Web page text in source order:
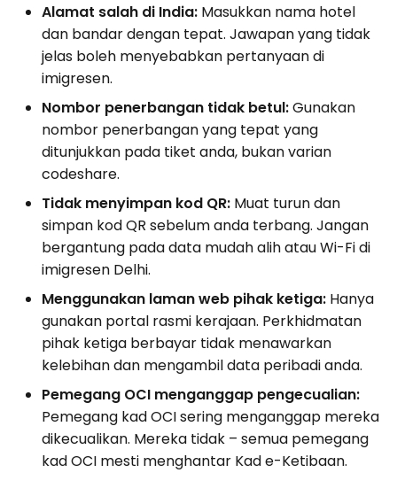
Alamat salah di India: Masukkan nama hotel
dan bandar dengan tepat. Jawapan yang tidak
jelas boleh menyebabkan pertanyaan di
imigresen.
Nombor penerbangan tidak betul:Gunakan
nombor penerbangan yang tepat yang
ditunjukkan pada tiket anda, bukan varian
codeshare.
Tidak menyimpan kod QR: Muat turun dan
simpan kod QR sebelum anda terbang. Jangan
bergantung pada data mudah alih atau Wi-Fi di
imigresen Delhi.
Menggunakan laman web pihak ketiga: Hanya
gunakan portal rasmi kerajaan. Perkhidmatan
pihak ketiga berbayar tidak menawarkan
kelebihan dan mengambil data peribadi anda.
Pemegang OCI menganggap pengecualian:
Pemegang kad OCI sering menganggap mereka
dikecualikan. Mereka tidak – semua pemegang
kad OCI mesti menghantar Kad e-Ketibaan.